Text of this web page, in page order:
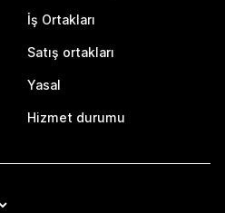
İş Ortakları
Satış ortakları
Yasal
Hizmet durumu